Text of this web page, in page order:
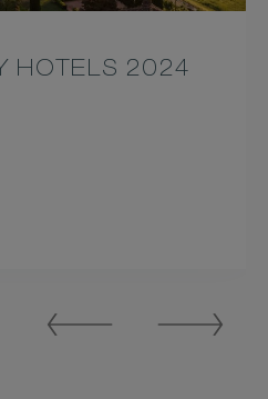
HOTELS 2024
Previous
Next